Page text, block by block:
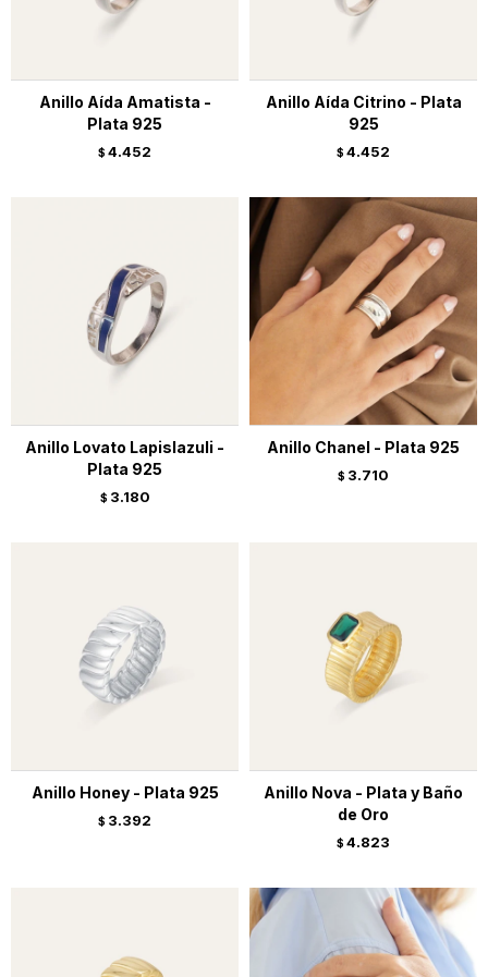
Anillo Aída Amatista -
Plata 925
$ 4.452
Anillo Aída Citrino - Plata
925
$ 4.452
Anillo Lovato Lapislazuli -
Plata 925
$ 3.180
Anillo Chanel - Plata 925
$ 3.710
Anillo Honey - Plata 925
$ 3.392
Anillo Nova - Plata y Baño
de Oro
$ 4.823